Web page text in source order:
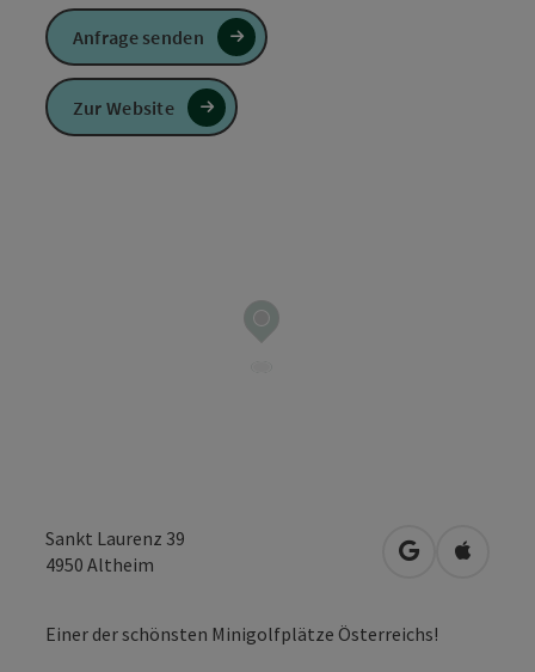
Sankt Laurenz 39
4950 Altheim in Google
in
Einer der schönsten Minigolfplätze Österreichs!
Anfrage senden
Zur Website